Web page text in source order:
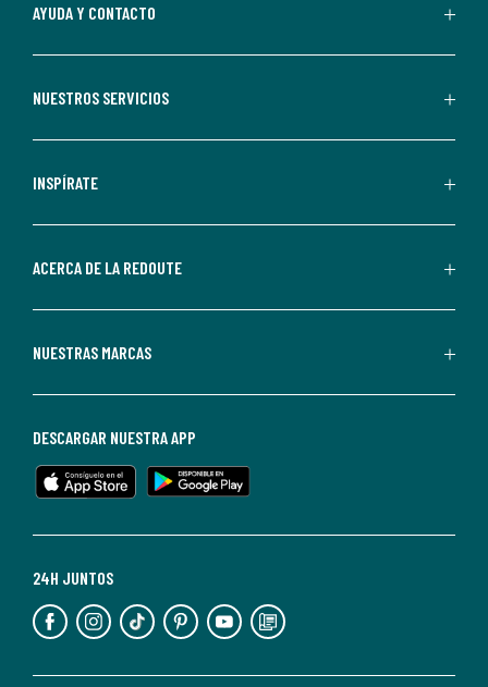
aceptas
comerciales
personalizadas
parte
Redoute.
de
en
cualquier
Para
información,
puedes
AYUDA Y CONTACTO
NUESTROS SERVICIOS
INSPÍRATE
ACERCA DE LA REDOUTE
NUESTRAS MARCAS
24H JUNTOS
DESCARGAR NUESTRA APP